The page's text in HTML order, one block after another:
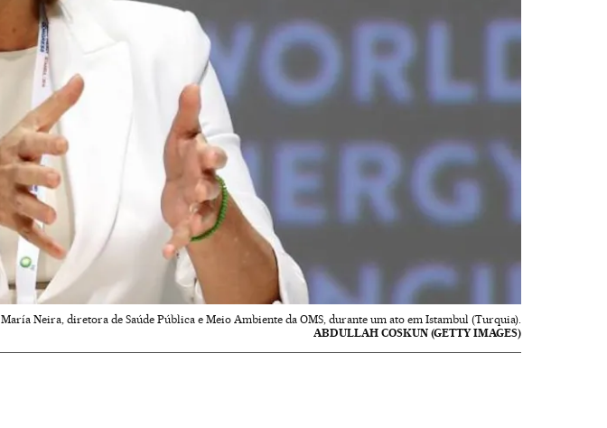
María Neira, diretora de Saúde Pública e Meio Ambiente da OMS, durante um ato em Istambul (Turquia).
ABDULLAH COSKUN (GETTY IMAGES)